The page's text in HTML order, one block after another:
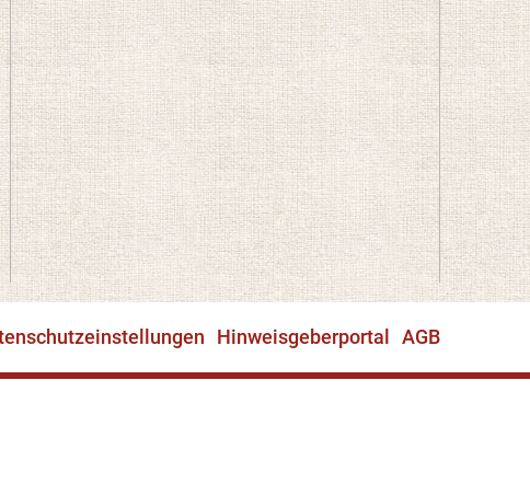
Hinweisgeberportal AGB